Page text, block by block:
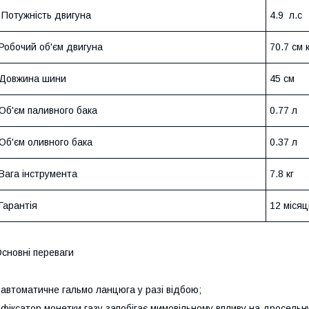
Потужність двигуна 4.9 л.с
об'єм двигуна 70.7 см
Довжина шини 45 см
паливного бака 0.77 л
оливного бака 0.37 л
інструмента 7.8 кг
12
переваги
гальмо ланцюга у разі відбою;